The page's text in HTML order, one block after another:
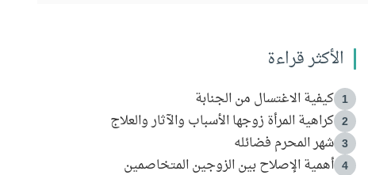
الأكثر قراءة
1 كيفية الاغتسال من الجنابة
2 كراهية المرأة زوجها الأسباب والآثار والعلاج
3 شهر المحرم فضائله
4 أهمية الإصلاح بين الزوجين المتخاصمين